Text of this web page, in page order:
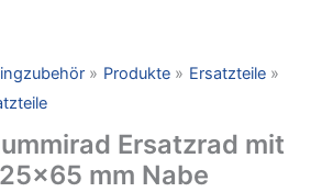
Produkte
Ersatzteile
Ersatzrad mit
mm Nabe